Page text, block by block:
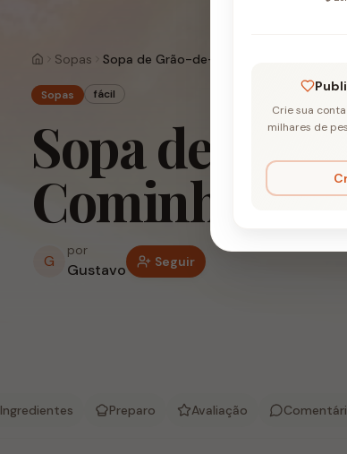
Home
Sopas Sopa de Grão-de-Bico com Cominho
Sopas fácil
Sopa de
Cominho
G
por
Gustavo Seguir
Ingredientes Preparo Avaliação
Crie sua
milhares de